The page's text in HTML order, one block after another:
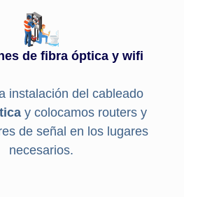
de fibra óptica y wifi
instalación del cableado
y colocamos routers y
de señal en los lugares
necesarios.